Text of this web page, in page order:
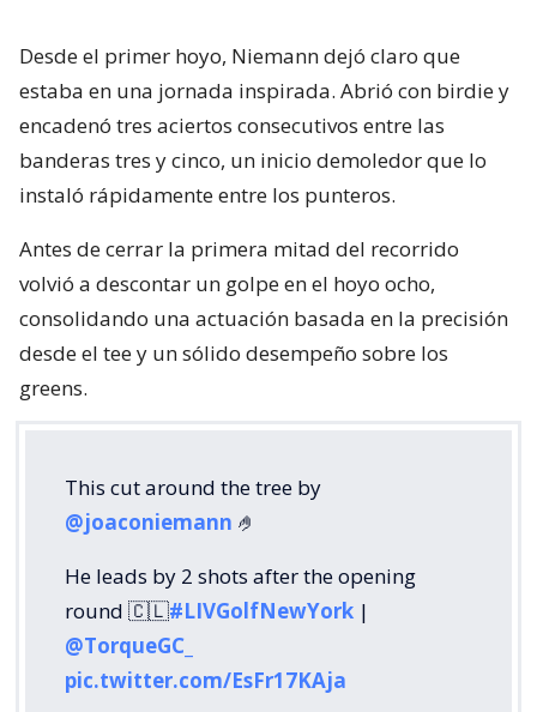
Desde el primer hoyo, Niemann dejó claro que
estaba en una jornada inspirada. Abrió con birdie y
encadenó tres aciertos consecutivos entre las
banderas tres y cinco, un inicio demoledor que lo
instaló rápidamente entre los punteros.
Antes de cerrar la primera mitad del recorrido
volvió a descontar un golpe en el hoyo ocho,
consolidando una actuación basada en la precisión
desde el tee y un sólido desempeño sobre los
greens.
This cut around the tree by
@joaconiemann 🤌
He leads by 2 shots after the opening
round 🇨🇱#LIVGolfNewYork |
@TorqueGC_
pic.twitter.com/EsFr17KAja